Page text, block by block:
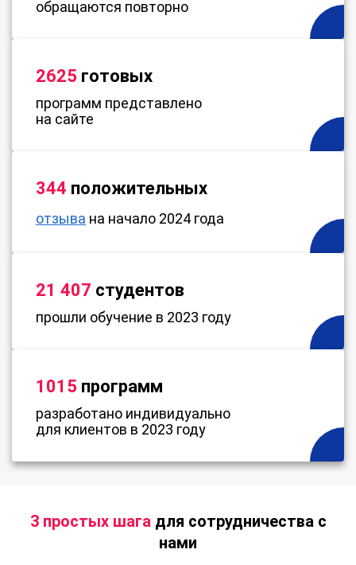
обращаются повторно
2625 готовых
программ представлено
на сайте
344 положительных
отзыва на начало 2024 года
21 407 студентов
прошли обучение в 2023 году
1015 программ
разработано индивидуально
для клиентов в 2023 году
3 простых шагадля сотрудничества с
нами